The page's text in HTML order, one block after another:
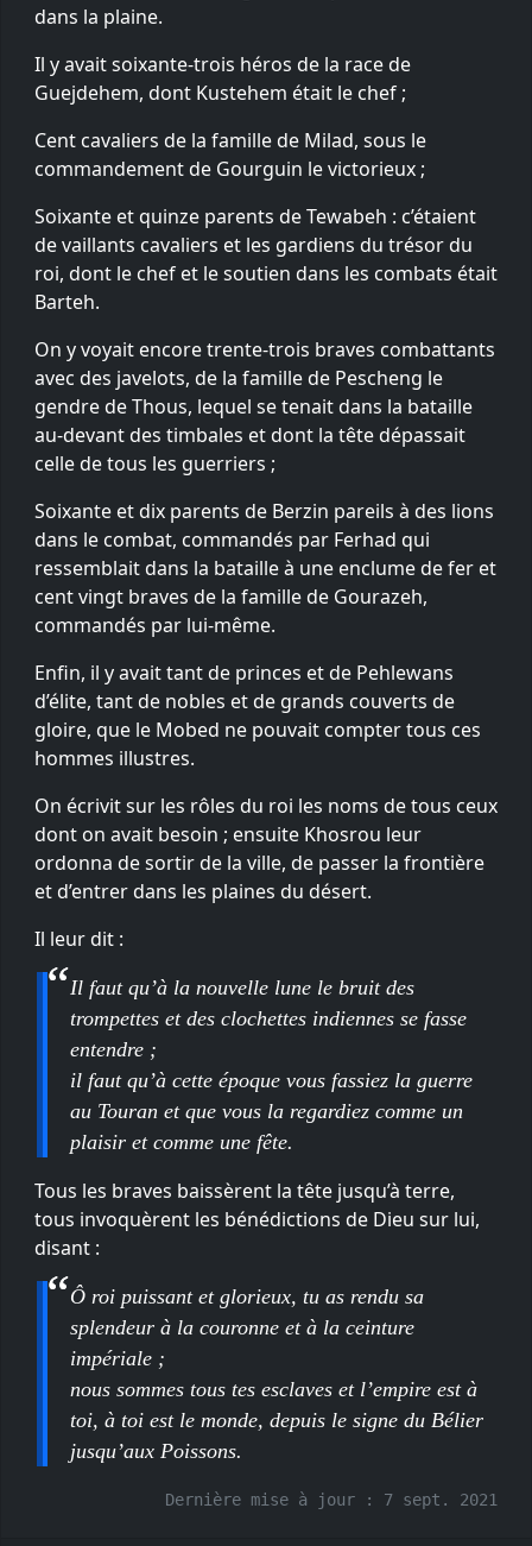
dans la plaine.
Il y avait soixante-trois héros de la race de
Guejdehem, dont Kustehem était le chef ;
Cent cavaliers de la famille de Milad, sous le
commandement de Gourguin le victorieux ;
Soixante et quinze parents de Tewabeh : c’étaient
de vaillants cavaliers et les gardiens du trésor du
roi, dont le chef et le soutien dans les combats était
Barteh.
On y voyait encore trente-trois braves combattants
avec des javelots, de la famille de Pescheng le
gendre de Thous, lequel se tenait dans la bataille
au-devant des timbales et dont la tête dépassait
celle de tous les guerriers ;
Soixante et dix parents de Berzin pareils à des lions
dans le combat, commandés par Ferhad qui
ressemblait dans la bataille à une enclume de fer et
cent vingt braves de la famille de Gourazeh,
commandés par lui-même.
Enfin, il y avait tant de princes et de Pehlewans
d’élite, tant de nobles et de grands couverts de
gloire, que le Mobed ne pouvait compter tous ces
hommes illustres.
On écrivit sur les rôles du roi les noms de tous ceux
dont on avait besoin ; ensuite Khosrou leur
ordonna de sortir de la ville, de passer la frontière
et d’entrer dans les plaines du désert.
Il leur dit :
Il faut qu’à la nouvelle lune le bruit des
trompettes et des clochettes indiennes se fasse
entendre ;
il faut qu’à cette époque vous fassiez la guerre
au Touran et que vous la regardiez comme un
plaisir et comme une fête.
Tous les braves baissèrent la tête jusqu’à terre,
tous invoquèrent les bénédictions de Dieu sur lui,
disant :
Ô roi puissant et glorieux, tu as rendu sa
splendeur à la couronne et à la ceinture
impériale ;
nous sommes tous tes esclaves et l’empire est à
toi, à toi est le monde, depuis le signe du Bélier
jusqu’aux Poissons.
Dernière mise à jour : 7 sept. 2021